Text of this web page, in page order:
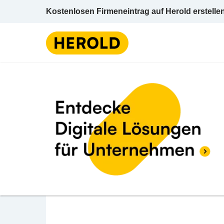
Kostenlosen Firmeneintrag auf Herold
BEWERTUNG ABGEBEN
Scheller Martina
Badner Straße 51 2540 Bad Vöslau Baden